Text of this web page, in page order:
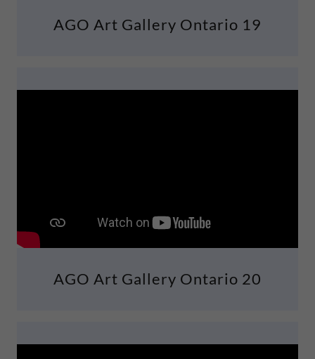
AGO Art Gallery Ontario 19
AGO Art Gallery Ontario 20